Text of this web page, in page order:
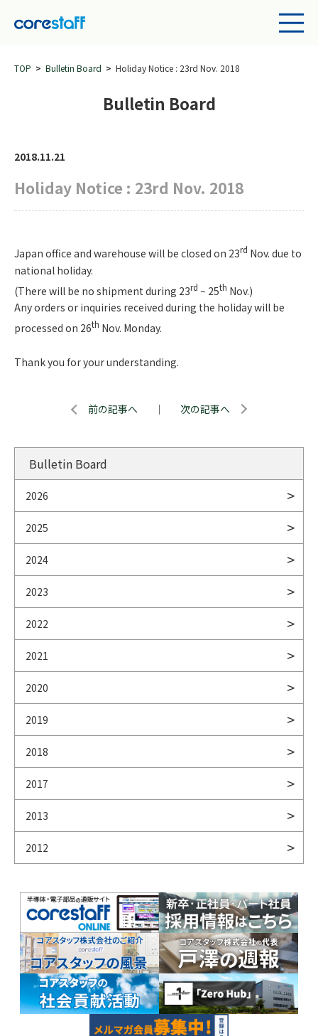
TOP Bulletin Board Holiday Notice : 23rd Nov. 2018
Bulletin Board
2018.11.21
Holiday Notice : 23rd Nov. 2018
Japan office and warehouse will be closed on 23rd Nov. due to
national holiday.
(There will be no shipment during 23rd ~ 25th Nov.)
Any orders or inquiries received during the holiday will be
processed on 26th Nov. Monday.
Thank you for your understanding.
前の記事へ ｜ 次の記事へ
Bulletin Board
2026
2025
2024
2023
2022
2021
2020
2019
2018
2017
2013
2012